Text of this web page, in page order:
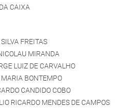
CAIXA
FREITAS
MIRANDA
LUIZ DE CARVALHO
BONTEMPO
CANDIDO COBO
RICARDO MENDES DE CAMPOS